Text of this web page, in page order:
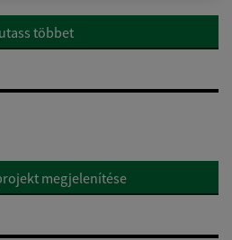
többet
megjelenítése